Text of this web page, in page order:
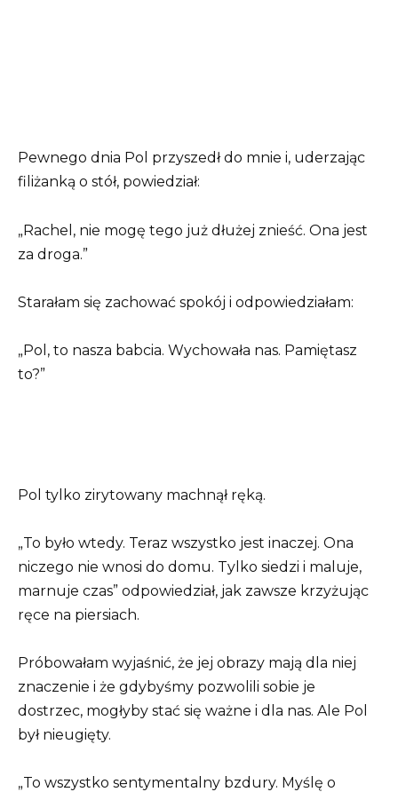
Pewnego dnia Pol przyszedł do mnie i, uderzając
filiżanką o stół, powiedział:
„Rachel, nie mogę tego już dłużej znieść. Ona jest
za droga.”
Starałam się zachować spokój i odpowiedziałam:
„Pol, to nasza babcia. Wychowała nas. Pamiętasz
to?”
Pol tylko zirytowany machnął ręką.
„To było wtedy. Teraz wszystko jest inaczej. Ona
niczego nie wnosi do domu. Tylko siedzi i maluje,
marnuje czas” odpowiedział, jak zawsze krzyżując
ręce na piersiach.
Próbowałam wyjaśnić, że jej obrazy mają dla niej
znaczenie i że gdybyśmy pozwolili sobie je
dostrzec, mogłyby stać się ważne i dla nas. Ale Pol
był nieugięty.
„To wszystko sentymentalny bzdury. Myślę o